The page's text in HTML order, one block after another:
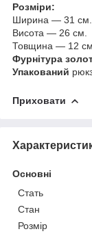
Розміри:
Ширина — 31 см.
Висота — 26 см.
Товщина — 12
Фурнітура
Упакований
Приховати
Основні
Стать
Стан
Розмір